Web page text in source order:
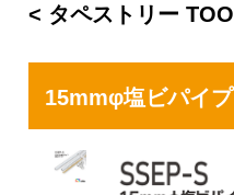
< タペストリー
15mmφ塩ビパイプ